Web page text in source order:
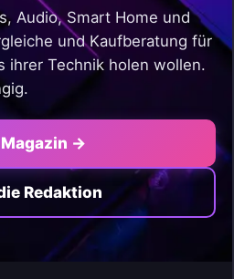
Audio, Smart Home und
und Kaufberatung für
ihrer Technik holen wollen.
→
Redaktion